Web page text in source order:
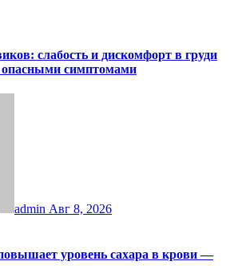
слабость и дискомфорт в груди
опасными симптомами
admin Авг 8, 2026
уровень сахара в крови —